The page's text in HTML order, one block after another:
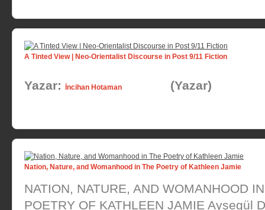
A Tinted View | Neo-Orientalist Discourse in Post 9/11 Fiction
Yazar: İncihan Hotaman (Yazar)
Nation, Nature, and Womanhood in The Poetry of Kathleen Jamie
NATION, NATURE, AND WOMANHOOD
POETRY OF KATHLEEN JAMIE Ayşegül